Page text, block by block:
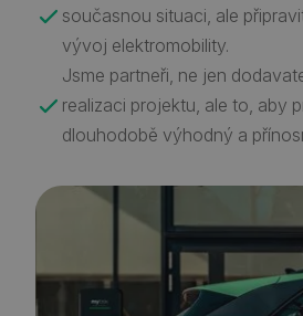
současnou situaci, ale
vývoj elektromobility.
Jsme partneři, ne jen
realizaci projektu, ale to, aby
dlouhodobě výhodný a